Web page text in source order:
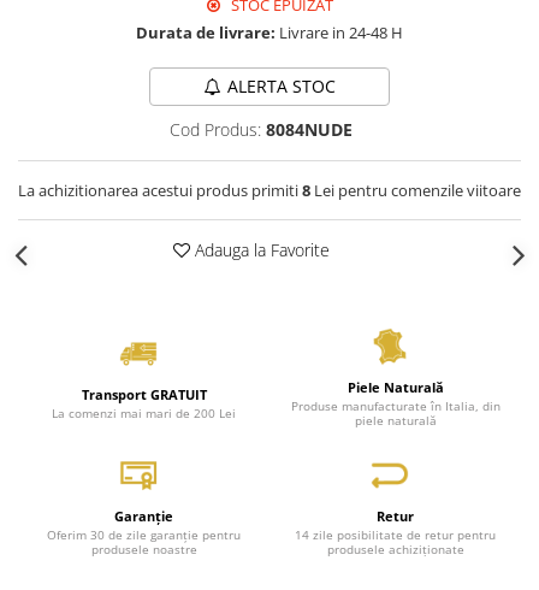
STOC EPUIZAT
Durata de livrare: Livrare in 24-48 H
ALERTA STOC
Cod Produs: 8084NUDE
La achizitionarea acestui produs primiti8 Lei pentru comenzile viitoare
Adauga la Favorite
Transport GRATUIT
La comenzi mai mari de 200 Lei
Piele Naturală
Produse manufacturate în Italia, din
piele naturală
Garanție
Oferim 30 de zile garanție pentru
produsele noastre
Retur
14 zile posibilitate de retur pentru
produsele achiziționate